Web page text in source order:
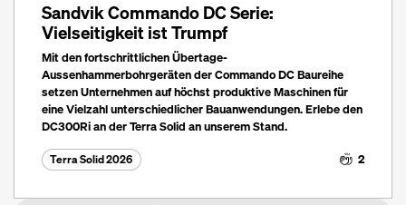
Sandvik Commando DC Serie:
Vielseitigkeit ist Trumpf
Mit den fortschrittlichen Übertage-
Aussenhammerbohrgeräten der Commando DC Baureihe
setzen Unternehmen auf höchst produktive Maschinen für
eine Vielzahl unterschiedlicher Bauanwendungen. Erlebe den
DC300Ri an der Terra Solid an unserem Stand.
Terra Solid 2026 2